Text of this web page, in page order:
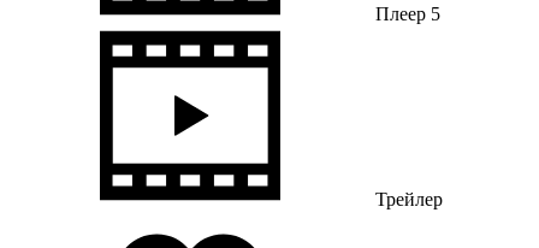
Плеер 5
Трейлер